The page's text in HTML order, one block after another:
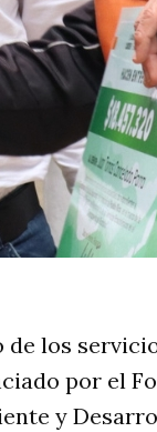
de los
por el
y